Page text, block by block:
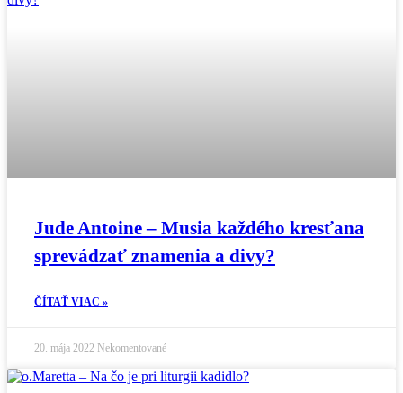
Jude Antoine – Musia každého kresťana
sprevádzať znamenia a divy?
ČÍTAŤ VIAC »
20. mája 2022 Nekomentované